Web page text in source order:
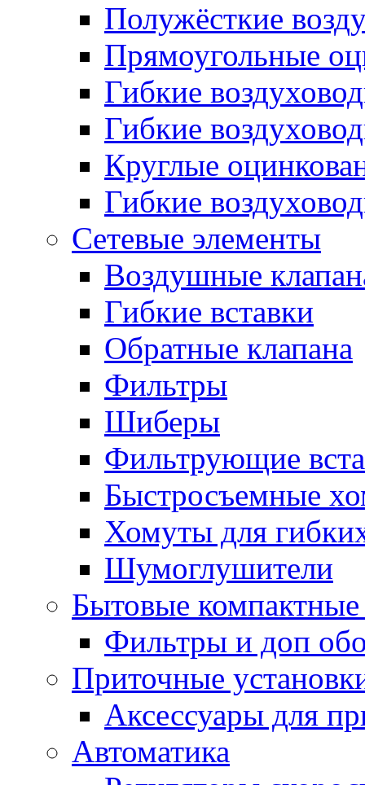
Полужёсткие
Прямоугольные
Гибкие
Гибкие
Круглые
Гибкие
Сетевые элементы
Воздушные
Гибкие вставки
Обратные клапана
Фильтры
Шиберы
Фильтрующие
Быстросъемные
Хомуты для
Шумоглушители
Бытовые
Фильтры и доп
Приточные
Аксессуары для
Автоматика